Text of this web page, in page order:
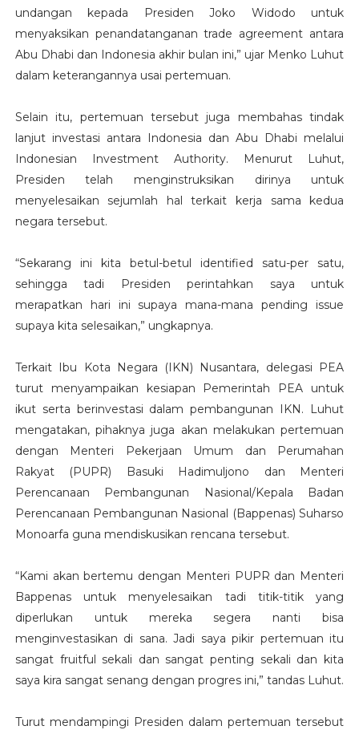
undangan kepada Presiden Joko Widodo untuk
menyaksikan penandatanganan trade agreement antara
Abu Dhabi dan Indonesia akhir bulan ini,” ujar Menko Luhut
dalam keterangannya usai pertemuan.
Selain itu, pertemuan tersebut juga membahas tindak
lanjut investasi antara Indonesia dan Abu Dhabi melalui
Indonesian Investment Authority. Menurut Luhut,
Presiden telah menginstruksikan dirinya untuk
menyelesaikan sejumlah hal terkait kerja sama kedua
negara tersebut.
“Sekarang ini kita betul-betul identified satu-per satu,
sehingga tadi Presiden perintahkan saya untuk
merapatkan hari ini supaya mana-mana pending issue
supaya kita selesaikan,” ungkapnya.
Terkait Ibu Kota Negara (IKN) Nusantara, delegasi PEA
turut menyampaikan kesiapan Pemerintah PEA untuk
ikut serta berinvestasi dalam pembangunan IKN. Luhut
mengatakan, pihaknya juga akan melakukan pertemuan
dengan Menteri Pekerjaan Umum dan Perumahan
Rakyat (PUPR) Basuki Hadimuljono dan Menteri
Perencanaan Pembangunan Nasional/Kepala Badan
Perencanaan Pembangunan Nasional (Bappenas) Suharso
Monoarfa guna mendiskusikan rencana tersebut.
“Kami akan bertemu dengan Menteri PUPR dan Menteri
Bappenas untuk menyelesaikan tadi titik-titik yang
diperlukan untuk mereka segera nanti bisa
menginvestasikan di sana. Jadi saya pikir pertemuan itu
sangat fruitful sekali dan sangat penting sekali dan kita
saya kira sangat senang dengan progres ini,” tandas Luhut.
Turut mendampingi Presiden dalam pertemuan tersebut